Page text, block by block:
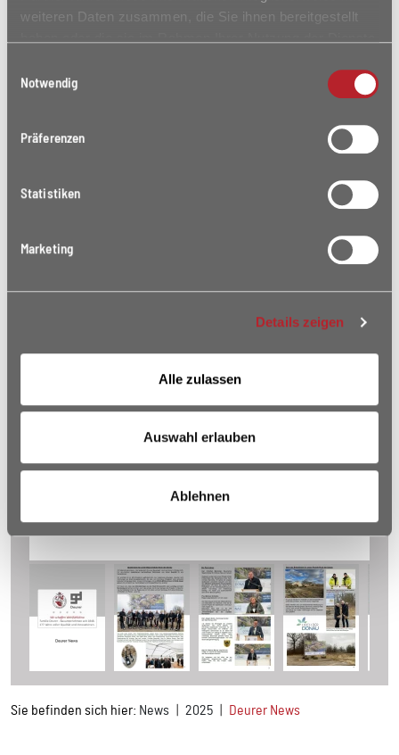
weiteren Daten zusammen, die Sie ihnen bereitgestellt
Notwendig
Präferenzen
Statistiken
Marketing
Details zeigen
Alle zulassen
Auswahl erlauben
Ablehnen
IMPRESSIONEN
Sie befinden sich hier: News 2025 Deurer News